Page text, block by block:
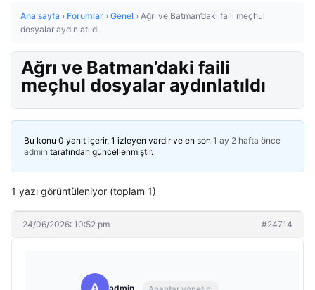
Ana sayfa › Forumlar › Genel › Ağrı ve Batman’daki faili meçhul
dosyalar aydınlatıldı
Ağrı ve Batman’daki faili
meçhul dosyalar aydınlatıldı
Bu konu 0 yanıt içerir, 1 izleyen vardır ve en son 1 ay 2 hafta önce
admin tarafından güncellenmiştir.
1 yazı görüntüleniyor (toplam 1)
24/06/2026: 10:52 pm #24714
A